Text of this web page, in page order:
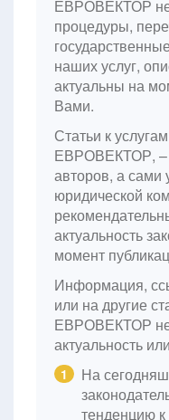
ЕВРОВЕКТОР не
процедуры,
наших услуг,
актуальны на
Вами.
Статьи к
ЕВРОВЕКТОР, –
авторов, а сами
юридической
актуальность
момент
Информация,
или на другие
ЕВРОВЕКТОР не
актуальность
1
На
тенденцию